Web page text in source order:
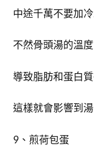
中途千萬不要加
不然骨頭湯的溫
導致脂肪和蛋白
這樣就會影響到
9、煎荷包蛋